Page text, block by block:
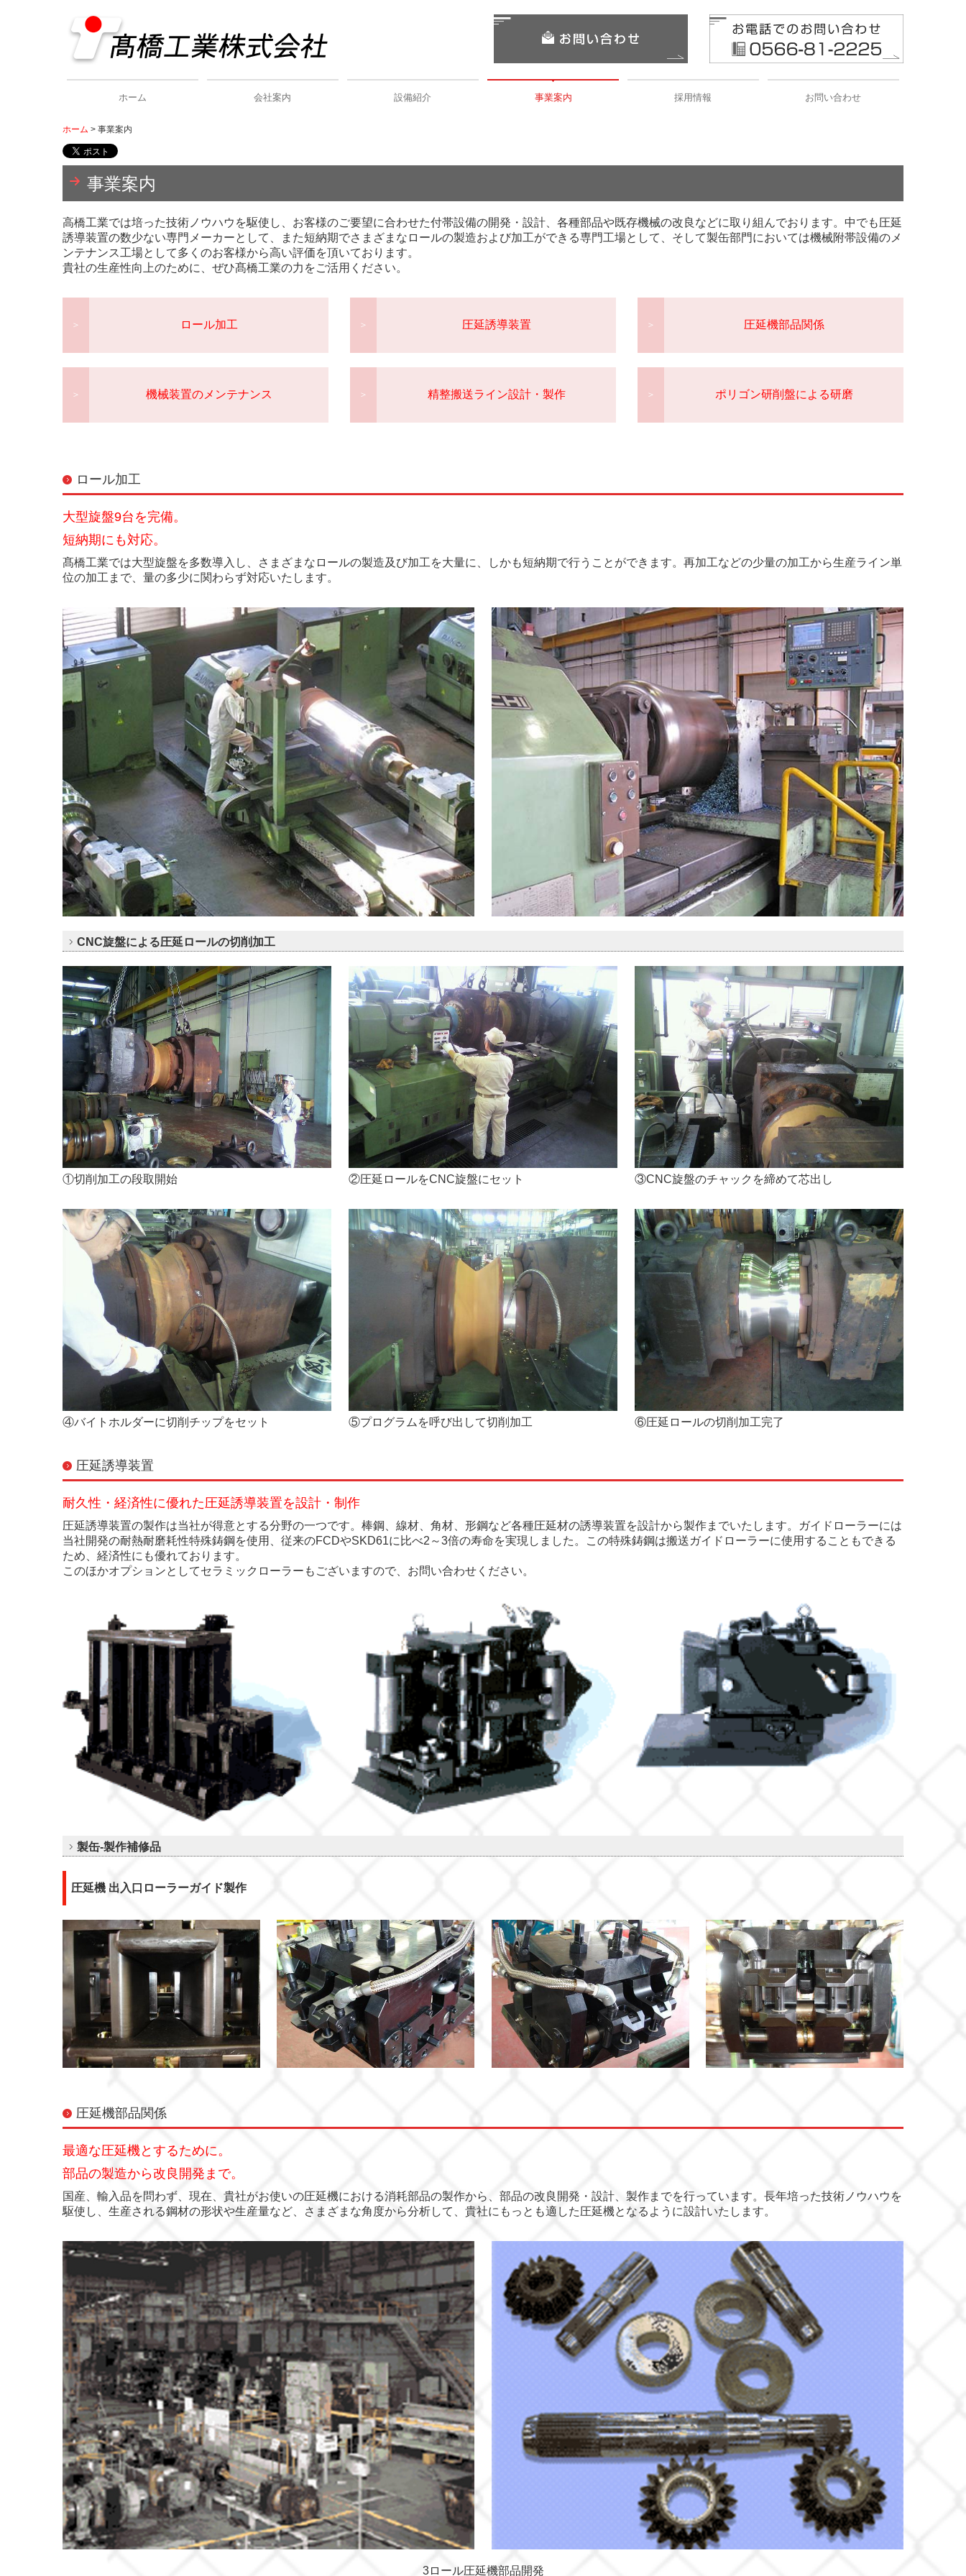
ホーム 会社案内 設備紹介 事業案内 採用情報 お問い合わせ
ホーム 事業案内
事業案内
高橋工業では培った技術ノウハウを駆使し、お客様のご要望に合わせた付帯設備の開発・設計、各種部品や既存機械の改良などに取り組んでおります。中でも圧延
誘導装置の数少ない専門メーカーとして、また短納期でさまざまなロールの製造および加工ができる専門工場として、そして製缶部門においては機械附帯設備のメ
ンテナンス工場として多くのお客様から高い評価を頂いております。
貴社の生産性向上のために、ぜひ髙橋工業の力をご活用ください。
＞ ロール加工 ＞ 圧延誘導装置 ＞ 圧延機部品関係
＞ 機械装置のメンテナンス ＞ 精整搬送ライン設計・製作 ＞ ポリゴン研削盤による研磨
ロール加工
大型旋盤9台を完備。
短納期にも対応。
髙橋工業では大型旋盤を多数導入し、さまざまなロールの製造及び加工を大量に、しかも短納期で行うことができます。再加工などの少量の加工から生産ライン単
位の加工まで、量の多少に関わらず対応いたします。
CNC旋盤による圧延ロールの切削加工
①切削加工の段取開始 ②圧延ロールをCNC旋盤にセット ③CNC旋盤のチャックを締めて芯出し
④バイトホルダーに切削チップをセット ⑤プログラムを呼び出して切削加工 ⑥圧延ロールの切削加工完了
圧延誘導装置
耐久性・経済性に優れた圧延誘導装置を設計・制作
圧延誘導装置の製作は当社が得意とする分野の一つです。棒鋼、線材、角材、形鋼など各種圧延材の誘導装置を設計から製作までいたします。ガイドローラーには
当社開発の耐熱耐磨耗性特殊鋳鋼を使用、従来のFCDやSKD61に比べ2～3倍の寿命を実現しました。この特殊鋳鋼は搬送ガイドローラーに使用することもできる
ため、経済性にも優れております。
このほかオプションとしてセラミックローラーもございますので、お問い合わせください。
製缶-製作補修品
圧延機 出入口ローラーガイド製作
圧延機部品関係
最適な圧延機とするために。
部品の製造から改良開発まで。
国産、輸入品を問わず、現在、貴社がお使いの圧延機における消耗部品の製作から、部品の改良開発・設計、製作までを行っています。長年培った技術ノウハウを
駆使し、生産される鋼材の形状や生産量など、さまざまな角度から分析して、貴社にもっとも適した圧延機となるように設計いたします。
3ロール圧延機部品開発